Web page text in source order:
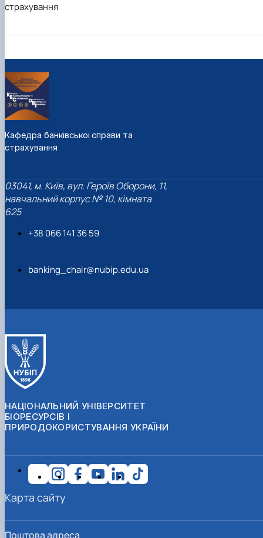
страхування
Кафедра банківської справи та
страхування
03041, м. Київ, вул. Героїв Оборони, 11,
навчальний корпус № 10, кімната
625
+38 066 141 36 59
banking_chair@nubip.edu.ua
НАЦІОНАЛЬНИЙ УНІВЕРСИТЕТ
БІОРЕСУРСІВ І
ПРИРОДОКОРИСТУВАННЯ УКРАЇНИ
Поштова адреса
Карта сайту